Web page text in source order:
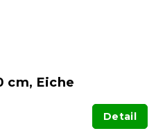
cm, Eiche
Detail